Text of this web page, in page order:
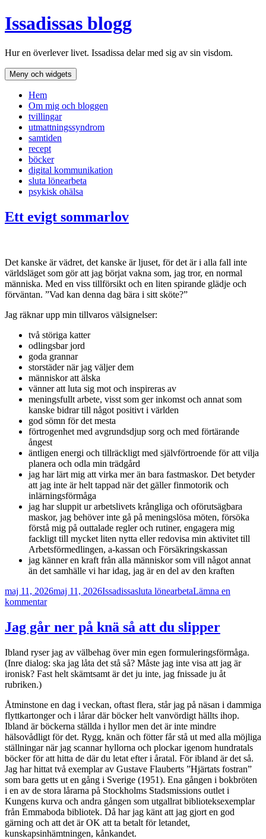
Hoppa
till
Issadissas blogg
Hur en överlever livet. Issadissa delar med sig av sin visdom.
Meny och widgets
Hem
Om mig och bloggen
tvillingar
utmattningssyndrom
samtiden
recept
böcker
digital kommunikation
sluta lönearbeta
psykisk ohälsa
Ett evigt sommarlov
Det kanske är vädret, det kanske är ljuset, för det är i alla fall inte
världsläget som gör att jag börjat vakna som, jag tror, en normal
människa. Med en viss tillförsikt och en liten spirande glädje och
förväntan. ”Vad kan denna dag bära i sitt sköte?”
Jag räknar upp min tillvaros välsignelser:
två störiga katter
odlingsbar jord
goda grannar
storstäder när jag väljer dem
människor att älska
vänner att luta sig mot och inspireras av
meningsfullt arbete, visst som ger inkomst och annat som
kanske bidrar till något positivt i världen
god sömn för det mesta
förtrogenhet med avgrundsdjup sorg och med förtärande
ångest
äntligen energi och tillräckligt med självförtroende för att vilja
planera och odla min trädgård
jag har lärt mig att virka mer än bara fastmaskor. Det betyder
att jag inte är helt tappad när det gäller finmotorik och
inlärningsförmåga
jag har sluppit ur arbetslivets krångliga och oförutsägbara
maskor, jag behöver inte gå på meningslösa möten, försöka
förstå mig på outtalade regler och rutiner, engagera mig
fackligt till mycket liten nytta eller redovisa min aktivitet till
Arbetsförmedlingen, a-kassan och Försäkringskassan
jag känner en kraft från alla människor som vill något annat
än det samhälle vi har idag, jag är en del av den kraften
Postat
maj 11, 2026maj 11, 2026Författare
IssadissaKategorier
sluta lönearbetaLämna en
kommentartill
sommarlov
Jag går ner på knä så att du slipper
Ibland ryser jag av välbehag över min egen formuleringsförmåga.
(Inre dialog: ska jag låta det stå så? Måste jag inte visa att jag är
ironisk? Fast helt skämtsamt är det ju inte, jag fnissade ju åt
rubriken.)
Åtminstone en dag i veckan, oftast flera, står jag på näsan i dammiga
flyttkartonger och i lårar där böcker helt vanvördigt hällts ihop.
Ibland är böckerna ställda i hyllor men det är inte mindre
hälsovådligt för det. Rygg, knän och fötter får stå ut med alla möjliga
ställningar när jag scannar hyllorna och plockar igenom hundratals
böcker för att hitta de där du letat efter i åratal. För ibland är det så.
Jag har hittat två exemplar av Gustave Flauberts ”Hjärtats fostran”
som bara getts ut en gång i Sverige (1951). Ena gången i bokbröten
i en av de stora lårarna på Stockholms Stadsmissions outlet i
Kungens kurva och andra gången som utgallrat biblioteksexemplar
från Emmaboda bibliotek. Då har jag känt att jag gjort en god
gärning och att det är OK att ta betalt för letandet,
kunskapsinhämtningen, kånkandet.